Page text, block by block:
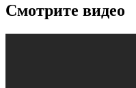
Смотрите видео